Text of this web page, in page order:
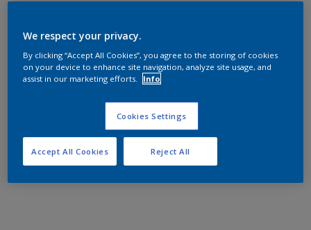
We respect your privacy.
By clicking “Accept All Cookies”, you agree to the storing of cookies
on your device to enhance site navigation, analyze site usage, and
assist in our marketing efforts.
Info
Cookies Settings
Reject All
Accept All Cookies